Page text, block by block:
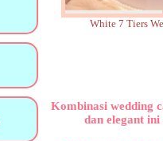
White 7 Tiers
Kombinasi wedding
dan elegant